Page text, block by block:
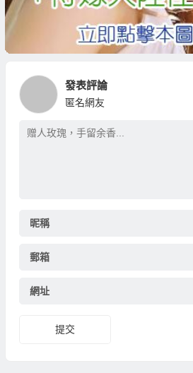
發表評論
匿名網友
昵稱
郵箱
網址
提交